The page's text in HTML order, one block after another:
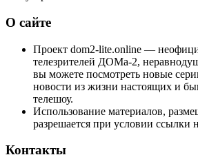
О сайте
Проект dom2-lite.online —
телезрителей ДОМа-2,
вы можете посмотреть новые
новости из жизни настоящих и
телешоу.
Использование материалов,
разрешается при условии ссылки
Контакты